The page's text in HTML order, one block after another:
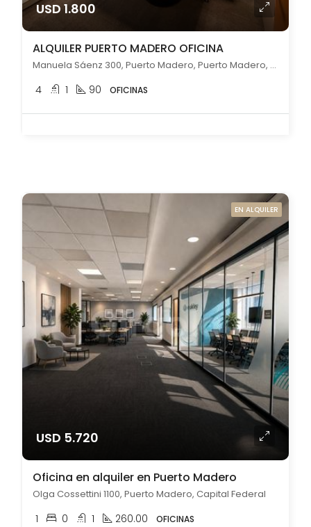
USD 1.800
ALQUILER PUERTO MADERO OFICINA
Manuela Sáenz 300, Puerto Madero, Puerto Madero, Capital Federal
4 1 90 OFICINAS
EN ALQUILER
USD 5.720
Oficina en alquiler en Puerto Madero
Olga Cossettini 1100, Puerto Madero, Capital Federal
1 0 1 260.00 OFICINAS